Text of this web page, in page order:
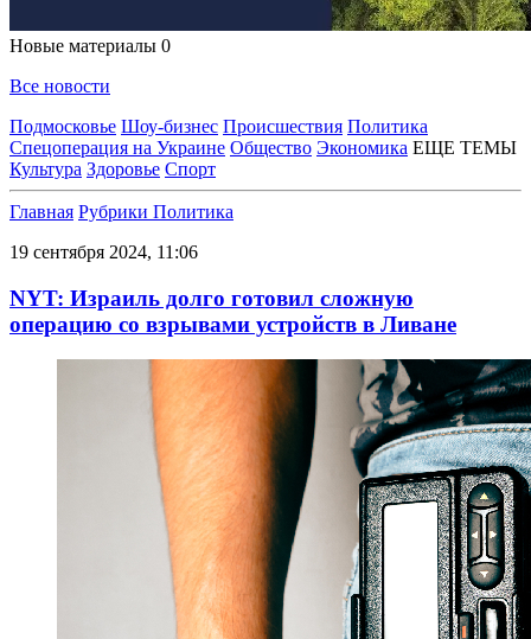
Новые материалы 0
Все новости
Подмосковье Шоу-бизнес Происшествия Политика
Спецоперация на Украине Общество Экономика ЕЩЕ ТЕМЫ
Культура Здоровье Спорт
Главная Рубрики Политика
19 сентября 2024, 11:06
NYT: Израиль долго готовил сложную
операцию со взрывами устройств в Ливане